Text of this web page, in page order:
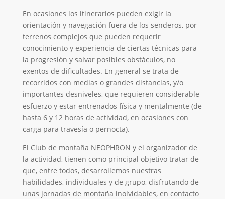
En ocasiones los itinerarios pueden exigir la
orientación y navegación fuera de los senderos, por
terrenos complejos que pueden requerir
conocimiento y experiencia de ciertas técnicas para
la progresión y salvar posibles obstáculos, no
exentos de dificultades. En general se trata de
recorridos con medias o grandes distancias, y/o
importantes desniveles, que requieren considerable
esfuerzo y estar entrenados física y mentalmente (de
hasta 6 y 12 horas de actividad, en ocasiones con
carga para travesía o pernocta).
El Club de montaña NEOPHRON y el organizador de
la actividad, tienen como principal objetivo tratar de
que, entre todos, desarrollemos nuestras
habilidades, individuales y de grupo, disfrutando de
unas jornadas de montaña inolvidables, en contacto